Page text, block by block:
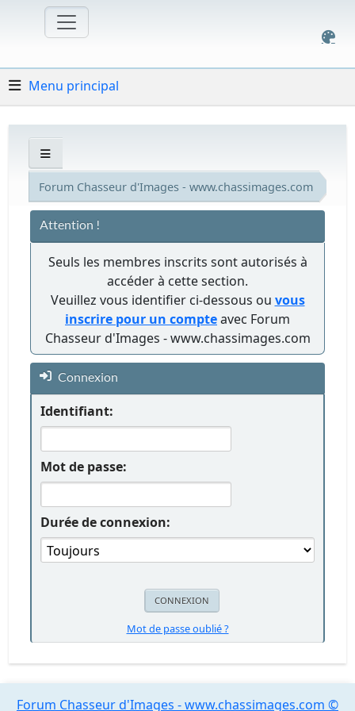
Menu principal
Forum Chasseur d'Images - www.chassimages.com
Attention !
Seuls les membres inscrits sont autorisés à
accéder à cette section.
Veuillez vous identifier ci-dessous ou vous
inscrire pour un compteavec Forum
Chasseur d'Images - www.chassimages.com
Connexion
Identifiant:
Mot de passe:
Durée de connexion:
Mot de passe oublié ?
Forum Chasseur d'Images - www.chassimages.com ©